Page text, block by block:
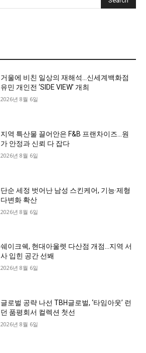
거울에 비친 일상의 재해석…신세계백화점
유민 개인전 ‘SIDE VIEW’ 개최
2026년 8월 6일
지역 특산물 끌어안은 F&B 프랜차이즈…원
가 안정과 신뢰 다 잡다
2026년 8월 6일
단순 세정 벗어난 남성 스킨케어, 기능·제형
다변화 확산
2026년 8월 6일
쉐이크쉑, 현대아울렛 다산점 개점…지역 서
사 입힌 공간 선봬
2026년 8월 6일
글로벌 공략 나선 TBH글로벌, ‘타임아웃’ 런
던 품평회서 컬렉션 첫선
2026년 8월 6일